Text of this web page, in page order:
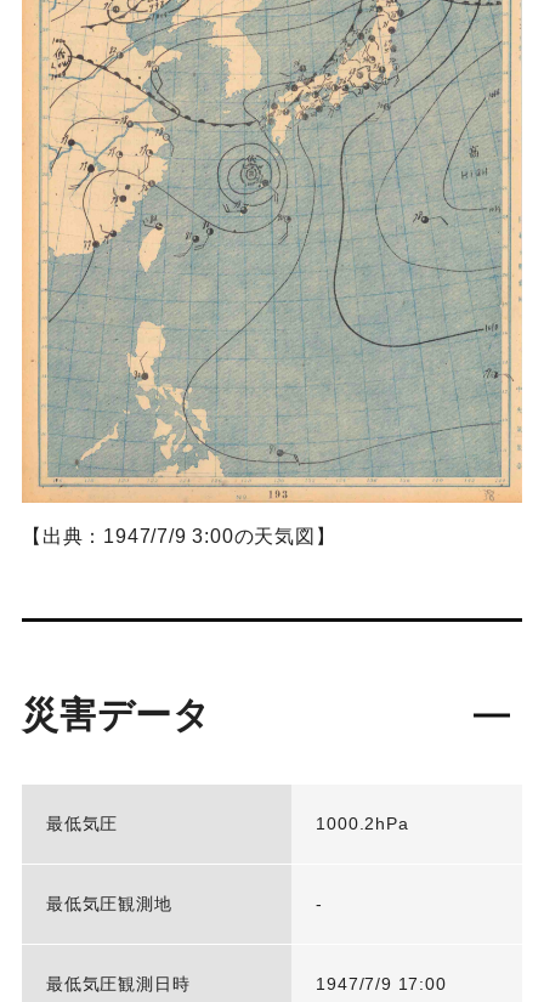
【出典：1947/7/9 3:00の天気図】
災害データ
最低気圧 1000.2hPa
最低気圧観測地 -
最低気圧観測日時 1947/7/9 17:00